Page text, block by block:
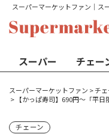
スーパーマーケットファン│ス
スーパー チェー
スーパーマーケットファン >チェ
> 【かっぱ寿司】690円～「平
チェーン